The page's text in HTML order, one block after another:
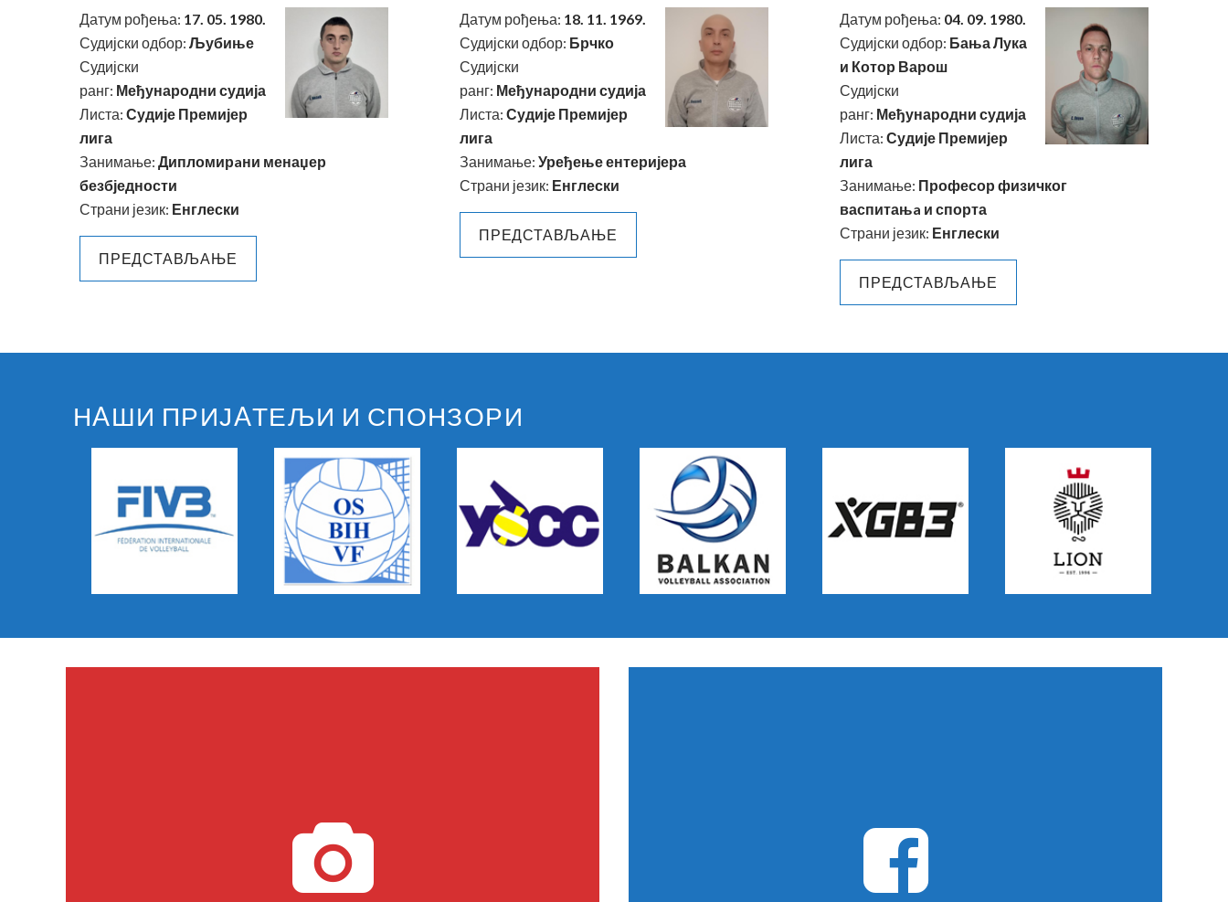
Датум рођења: 17. 05. 1980.
Судијски одбор: Љубиње
Судијски
ранг: Међународни судија
Листа: Судије Премијер
лига
Занимање: Дипломирaни менаџер
безбједности
Страни језик: Енглески
ПРЕДСТАВЉАЊЕ
Датум рођења: 18. 11. 1969.
Судијски одбор: Брчко
Судијски
ранг: Међународни судија
Листа:Судије Премијер
лига
Занимање:Уређење ентеријера
Страни језик: Енглески
ПРЕДСТАВЉАЊЕ
Датум рођења: 04. 09. 1980.
Судијски одбор: Бања Лука
и Котор Варош
Судијски
ранг: Међународни судија
Листа: Судије Премијер
лига
Занимање: Професор физичког
васпитањa и спорта
Страни језик: Енглески
ПРЕДСТАВЉАЊЕ
НAШИ ПРИЈAТЕЉИ И СПОНЗОРИ